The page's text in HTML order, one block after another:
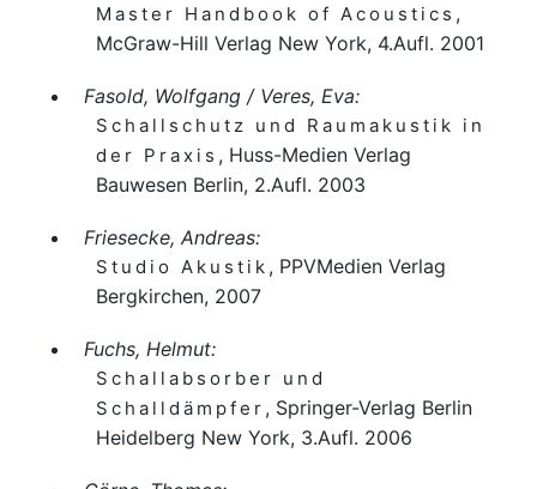
Master Handbook of Acoustics ,
McGraw-Hill Verlag New York, 4.Aufl. 2001
Fasold, Wolfgang / Veres, Eva:
Schallschutz und Raumakustik in
der Praxis , Huss-Medien Verlag
Bauwesen Berlin, 2.Aufl. 2003
Friesecke, Andreas:
Studio Akustik , PPVMedien Verlag
Bergkirchen, 2007
Fuchs, Helmut:
Schallabsorber und
Schalldämpfer , Springer-Verlag Berlin
Heidelberg New York, 3.Aufl. 2006